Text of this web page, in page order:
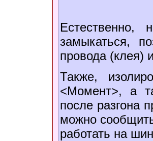
замыкаться,
провода (клея)
Также,
<Момент>, а
после разгона
можно
работать на